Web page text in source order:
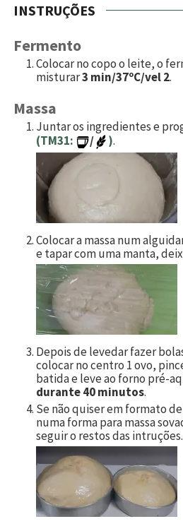
INSTRUÇÕES
Fermento
Colocar no copo o leite, o
misturar3 min/37ºC/vel 2.
Massa
Juntar os ingredientes e
(TM31:
/ ).
Colocar a massa num
e tapar com uma manta,
Depois de levedar fazer
colocar no centro 1 ovo,
batida e leve ao forno pré-
durante 40 minutos.
Se não quiser em formato
numa forma para massa
seguir o restos das intruções.